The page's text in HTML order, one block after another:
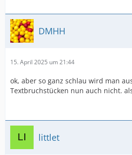
DMHH
15. April 2025 um 21:44
ok, aber so ganz schlau wird man
Textbruchstücken nun auch nicht.
littlet